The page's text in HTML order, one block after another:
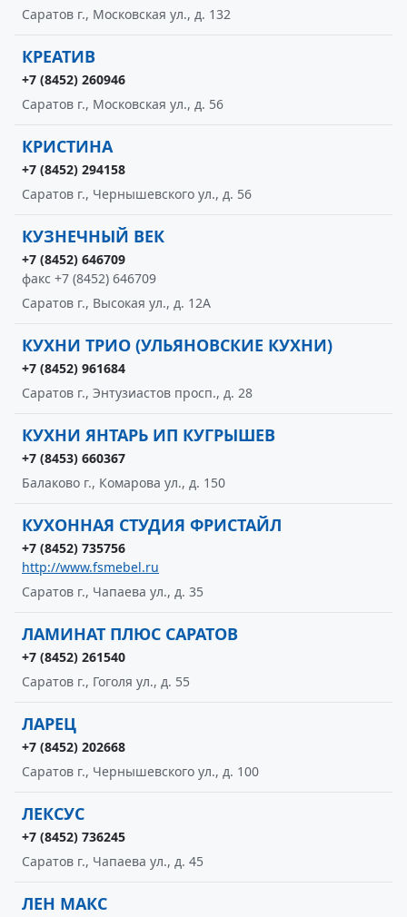
Саратов г., Московская ул., д. 132
КРЕАТИВ
+7 (8452) 260946
Саратов г., Московская ул., д. 56
КРИСТИНА
+7 (8452) 294158
Саратов г., Чернышевского ул., д. 56
КУЗНЕЧНЫЙ ВЕК
+7 (8452) 646709
факс +7 (8452) 646709
Саратов г., Высокая ул., д. 12А
КУХНИ ТРИО (УЛЬЯНОВСКИЕ КУХНИ)
+7 (8452) 961684
Саратов г., Энтузиастов просп., д. 28
КУХНИ ЯНТАРЬ ИП КУГРЫШЕВ
+7 (8453) 660367
Балаково г., Комарова ул., д. 150
КУХОННАЯ СТУДИЯ ФРИСТАЙЛ
+7 (8452) 735756
http://www.fsmebel.ru
Саратов г., Чапаева ул., д. 35
ЛАМИНАТ ПЛЮС САРАТОВ
+7 (8452) 261540
Саратов г., Гоголя ул., д. 55
ЛАРЕЦ
+7 (8452) 202668
Саратов г., Чернышевского ул., д. 100
ЛЕКСУС
+7 (8452) 736245
Саратов г., Чапаева ул., д. 45
ЛЕН МАКС